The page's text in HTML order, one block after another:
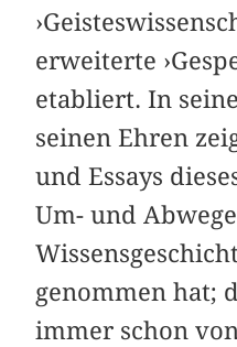
erweiterte
etabliert. In
seinen Ehren
und Essays
Um- und
genommen hat;
immer schon